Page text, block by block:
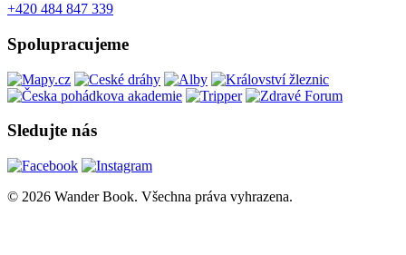
+420 484 847 339
Spolupracujeme
Sledujte nás
© 2026 Wander Book. Všechna práva vyhrazena.